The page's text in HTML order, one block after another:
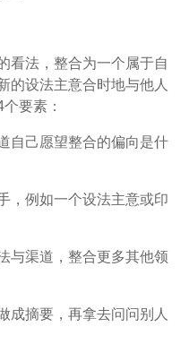
看法，整合为一个属于自
的设法主意合时地与他人
要素：­
自己愿望整合的偏向是什
，例如一个设法主意或印
与渠道，整合更多其他领
成摘要，再拿去问问别人